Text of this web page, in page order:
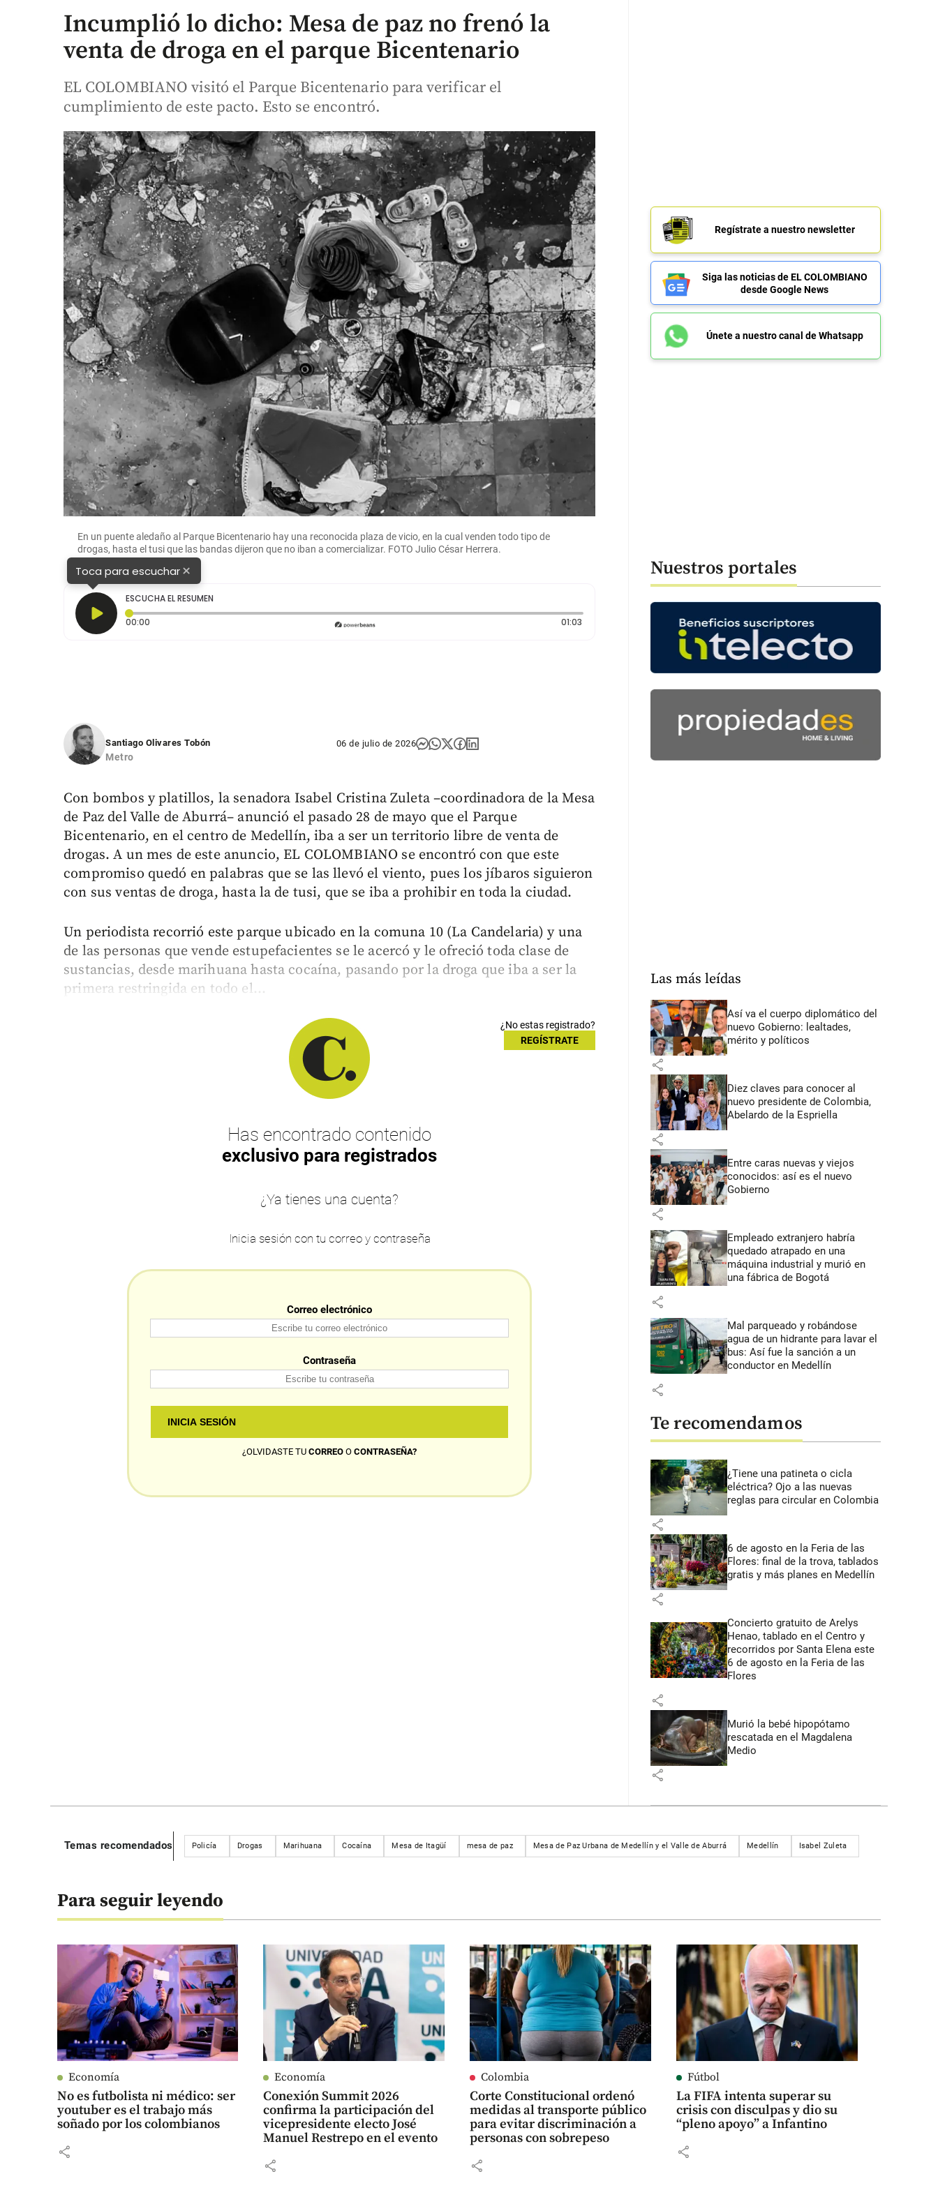
Incumplió lo dicho: Mesa de paz no frenó la
venta de droga en el parque Bicentenario
EL COLOMBIANO visitó el Parque Bicentenario para verificar el
cumplimiento de este pacto. Esto se encontró.
En un puente aledaño al Parque Bicentenario hay una reconocida plaza de vicio, en la cual venden todo tipo de
drogas, hasta el tusi que las bandas dijeron que no iban a comercializar. FOTO Julio César Herrera.
Toca para escuchar×
ESCUCHA EL RESUMEN
00:00
01:03Duración: 1 minutos y 3 segundos
Santiago Olivares Tobón
Metro
06 de julio de 2026
Con bombos y platillos, la senadora Isabel Cristina Zuleta –coordinadora de la Mesa
de Paz del Valle de Aburrá– anunció el pasado 28 de mayo que el Parque
Bicentenario, en el centro de Medellín, iba a ser un territorio libre de venta de
drogas. A un mes de este anuncio, EL COLOMBIANO se encontró con que este
compromiso quedó en palabras que se las llevó el viento, pues los jíbaros siguieron
con sus ventas de droga, hasta la de tusi, que se iba a prohibir en toda la ciudad.
Un periodista recorrió este parque ubicado en la comuna 10 (La Candelaria) y una
de las personas que vende estupefacientes se le acercó y le ofreció toda clase de
sustancias, desde marihuana hasta cocaína, pasando por la droga que iba a ser la
primera restringida en todo el...
¿No estas registrado?
REGÍSTRATE
Has encontrado contenido
exclusivo para registrados
¿Ya tienes una cuenta?
Inicia sesión con tu correo y contraseña
Correo electrónico
Contraseña
¿OLVIDASTE TU CORREO O CONTRASEÑA?
Regístrate a nuestro newsletter
Siga las noticias de EL COLOMBIANO
desde Google News
Únete a nuestro canal de Whatsapp
Nuestros portales
Las más leídas
Así va el cuerpo diplomático del
nuevo Gobierno: lealtades,
mérito y políticos
share
Diez claves para conocer al
nuevo presidente de Colombia,
Abelardo de la Espriella
share
Entre caras nuevas y viejos
conocidos: así es el nuevo
Gobierno
share
Empleado extranjero habría
quedado atrapado en una
máquina industrial y murió en
una fábrica de Bogotá
share
Mal parqueado y robándose
agua de un hidrante para lavar el
bus: Así fue la sanción a un
conductor en Medellín
share
Te recomendamos
¿Tiene una patineta o cicla
eléctrica? Ojo a las nuevas
reglas para circular en Colombia
share
6 de agosto en la Feria de las
Flores: final de la trova, tablados
gratis y más planes en Medellín
share
Concierto gratuito de Arelys
Henao, tablado en el Centro y
recorridos por Santa Elena este
6 de agosto en la Feria de las
Flores
share
Murió la bebé hipopótamo
rescatada en el Magdalena
Medio
share
Temas recomendados Policía Drogas Marihuana Cocaína Mesa de Itagüí mesa de paz Mesa de Paz Urbana de Medellín y el Valle de Aburrá Medellín Isabel Zuleta
Para seguir leyendo
Economía
No es futbolista ni médico: ser
youtuber es el trabajo más
soñado por los colombianos
share
Economía
Conexión Summit 2026
confirma la participación del
vicepresidente electo José
Manuel Restrepo en el evento
share
Colombia
Corte Constitucional ordenó
medidas al transporte público
para evitar discriminación a
personas con sobrepeso
share
Fútbol
La FIFA intenta superar su
crisis con disculpas y dio su
“pleno apoyo” a Infantino
share